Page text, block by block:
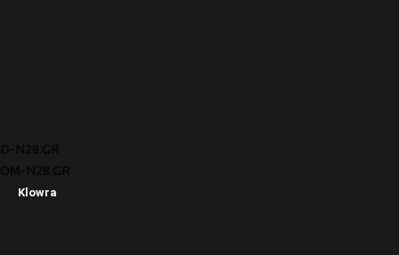
D-N28.GR
OM-N28.GR
Klowra